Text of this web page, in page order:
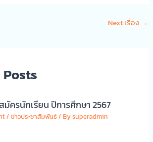
Next เรื่อง →
ครนักเรียน ปีการศึกษา 2567
/ข่าวประชาสัมพันธ์/ Bysuperadmin